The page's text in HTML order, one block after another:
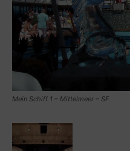
Mein Schiff 1 – Mittelmeer – SF